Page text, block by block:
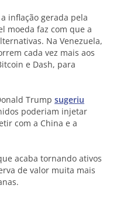
inflação gerada pela
moeda faz com que a
Na Venezuela,
cada vez mais aos
e Dash, para
Trump sugeriu
poderiam injetar
com a China e a
acaba tornando ativos
de valor muita mais